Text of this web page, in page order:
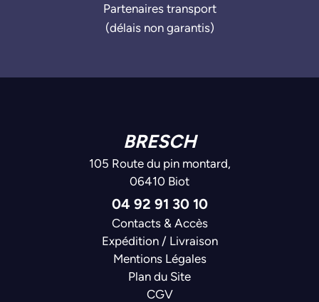
Partenaires transport
(délais non garantis)
BRESCH
105 Route du pin montard,
06410 Biot
04 92 91 30 10
Contacts & Accès
Expédition / Livraison
Mentions Légales
Plan du Site
CGV